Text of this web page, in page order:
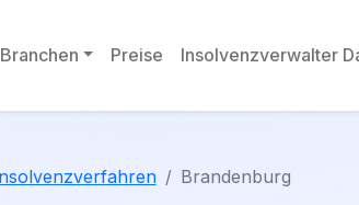
Branchen Preise Insolvenzverwalter
Brandenburg